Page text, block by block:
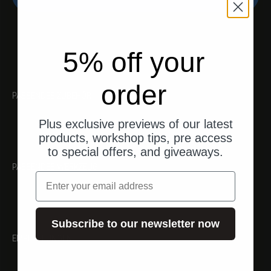
PASSENDES ZUBEHÖR
PASSENDES WERKZEUG
EMPFEHLUNGEN
5% off your
order
Plus exclusive previews of our latest
products, workshop tips, pre access
to special offers, and giveaways.
Email
Subscribe to our newsletter now